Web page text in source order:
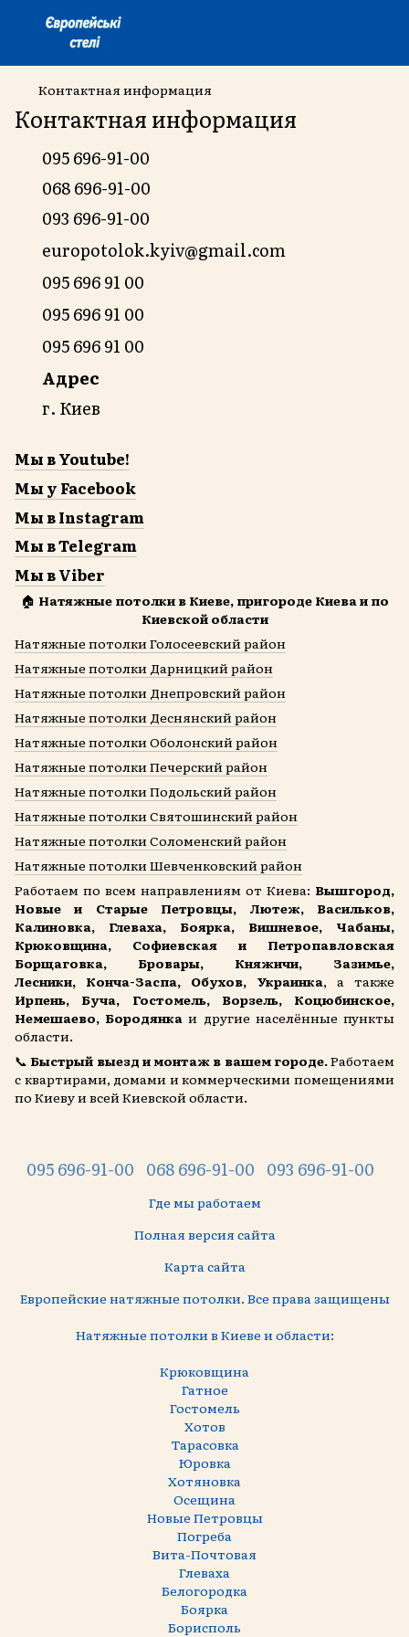
Контактная информация
Контактная информация
095 696-91-00
068 696-91-00
093 696-91-00
europotolok.kyiv@gmail.com
095 696 91 00
095 696 91 00
095 696 91 00
Адрес
г. Киев
Мы в Youtube!
Мы у Facebook
Мы в Instagram
Мы в Telegram
Мы в Viber
🏠 Натяжные потолки в Киеве, пригороде Киева и по
Киевской области
Натяжные потолки Голосеевский район
Натяжные потолки Дарницкий район
Натяжные потолки Днепровский район
Натяжные потолки Деснянский район
Натяжные потолки Оболонский район
Натяжные потолки Печерский район
Натяжные потолки Подольский район
Натяжные потолки Святошинский район
Натяжные потолки Соломенский район
Натяжные потолки Шевченковский район
Работаем по всем направлениям от Киева: Вышгород,
Новые и Старые Петровцы, Лютеж, Васильков,
Калиновка, Глеваха, Боярка, Вишневое, Чабаны,
Крюковщина, Софиевская и Петропавловская
Борщаговка, Бровары, Княжичи, Зазимье,
Лесники, Конча-Заспа, Обухов, Украинка, а также
Ирпень, Буча, Гостомель, Ворзель, Коцюбинское,
Немешаево, Бородянка и другие населённые пункты
области.
📞 Быстрый выезд и монтаж в вашем городе.Работаем
с квартирами, домами и коммерческими помещениями
по Киеву и всей Киевской области.
095 696-91-00 068 696-91-00 093 696-91-00
Где мы работаем
Полная версия сайта
Карта сайта
Европейские натяжные потолки. Все права защищены
Натяжные потолки в Киеве и области:
Крюковщина
Гатное
Гостомель
Хотов
Тарасовка
Юровка
Хотяновка
Осещина
Новые Петровцы
Погреба
Вита-Почтовая
Глеваха
Белогородка
Боярка
Борисполь